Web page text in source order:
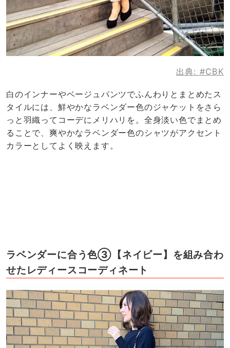
出典: #CBK
白のインナーやベージュパンツでふんわりとまとめたス
タイルには、鮮やかなラベンダー色のジャケットをさら
っと羽織ってコーデにメリハリを。全身淡い色でまとめ
ることで、爽やかなラベンダー色のシャツがアクセント
カラーとしてよく映えます。
ラベンダーに合う色③【ネイビー】を組み合わ
せたレディースコーディネート